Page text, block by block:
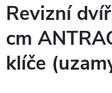
Revizní
cm
klíče